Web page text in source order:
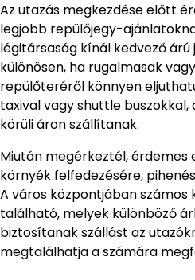
Az utazás megkezdése előtt
legjobb repülőjegy-
légitársaság kínál kedvező
különösen, ha rugalmasak
repülőteréről könnyen
taxival vagy shuttle buszokkal,
körüli áron szállítanak.
Miután megérkeztél, érdemes
környék felfedezésére,
A város központjában számos
található, melyek különböző
biztosítanak szállást az
megtalálhatja a számára